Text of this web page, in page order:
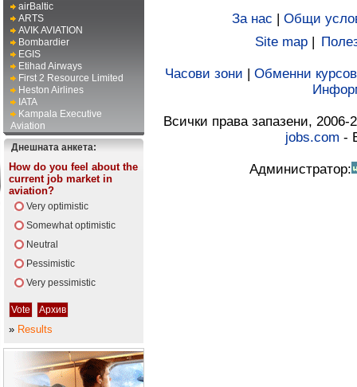
airBaltic
ARTS
AVIK AVIATION
Bombardier
EGIS
Etihad Airways
First 2 Resource Limited
Heston Airlines
IATA
Kampala Executive
Aviation
Днешната анкета:
How do you feel about the
current job market in
aviation?
Very optimistic
Somewhat optimistic
Neutral
Pessimistic
Very pessimistic
» Results
За нас | Общи
Site map |
Часови зони | Обменни
Всички права запазени,
jobs.com -
Администратор: